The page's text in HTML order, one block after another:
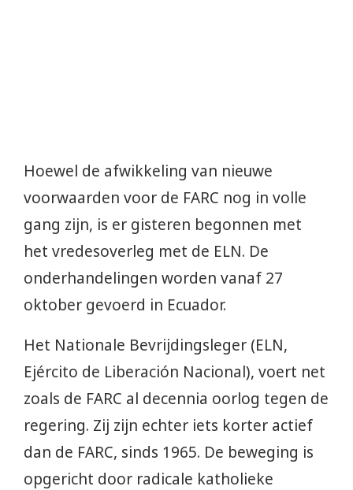
Hoewel de afwikkeling van nieuwe
voorwaarden voor de FARC nog in volle
gang zijn, is er gisteren begonnen met
het vredesoverleg met de ELN. De
onderhandelingen worden vanaf 27
oktober gevoerd in Ecuador.
Het Nationale Bevrijdingsleger (ELN,
Ejército de Liberación Nacional), voert net
zoals de FARC al decennia oorlog tegen de
regering. Zij zijn echter iets korter actief
dan de FARC, sinds 1965. De beweging is
opgericht door radicale katholieke